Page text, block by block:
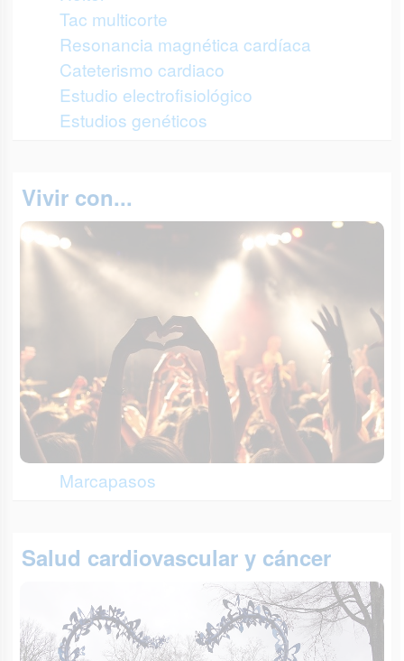
Tac multicorte
Resonancia magnética cardíaca
Cateterismo cardiaco
Estudio electrofisiológico
Estudios genéticos
Vivir con...
Marcapasos
Salud cardiovascular y cáncer